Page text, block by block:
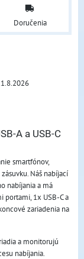
Doručenia
A a USB-C
smartfónov,
Náš nabíjací
nabíjania a má
portami, 1x USB-C a
zariadenia na
a monitorujú
nabíjania.